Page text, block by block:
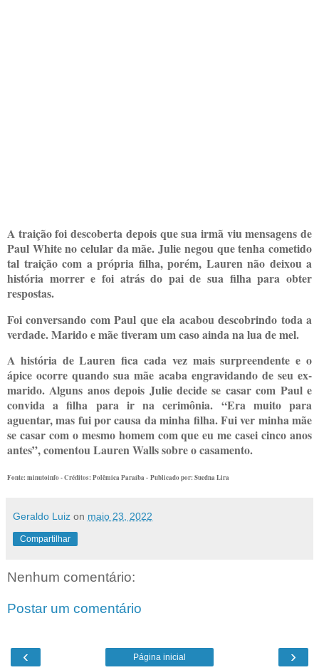
A traição foi descoberta depois que sua irmã viu mensagens de
Paul White no celular da mãe. Julie negou que tenha cometido
tal traição com a própria filha, porém, Lauren não deixou a
história morrer e foi atrás do pai de sua filha para obter
respostas.
Foi conversando com Paul que ela acabou descobrindo toda a
verdade. Marido e mãe tiveram um caso ainda na lua de mel.
A história de Lauren fica cada vez mais surpreendente e o
ápice ocorre quando sua mãe acaba engravidando de seu ex-
marido. Alguns anos depois Julie decide se casar com Paul e
convida a filha para ir na cerimônia. “Era muito para
aguentar, mas fui por causa da minha filha. Fui ver minha mãe
se casar com o mesmo homem com que eu me casei cinco anos
antes”, comentou Lauren Walls sobre o casamento.
Fonte: minutoinfo - Créditos: Polêmica Paraíba - Publicado por: Suedna Lira
Geraldo Luiz on maio 23, 2022
Compartilhar
Nenhum comentário:
Postar um comentário
‹ ›
Página inicial